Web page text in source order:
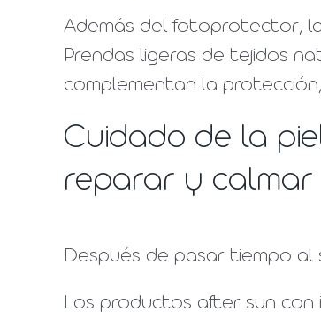
Además del fotoprotector,
Prendas ligeras de tejidos
complementan la
Cuidado de la
reparar y calmar
Después de pasar tiempo al
Los productos after sun